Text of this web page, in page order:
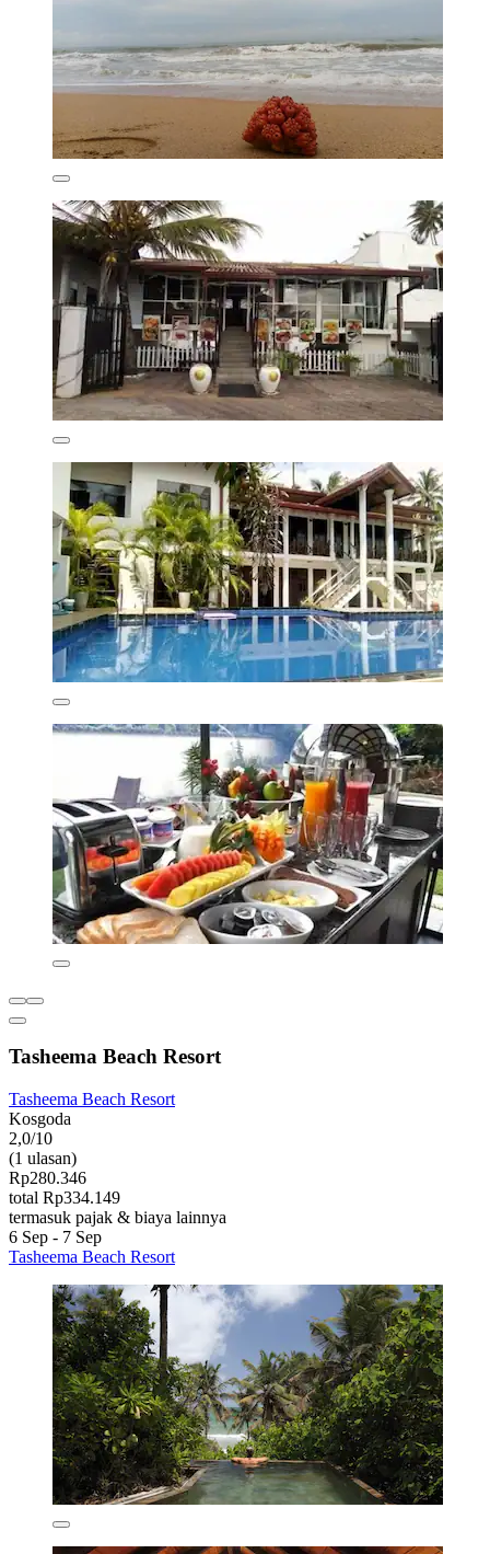
Tasheema Beach Resort
Tasheema Beach Resort
Kosgoda
2,0/10
(1 ulasan)
Rp280.346
total Rp334.149
termasuk pajak & biaya lainnya
6 Sep - 7 Sep
Tasheema Beach Resort